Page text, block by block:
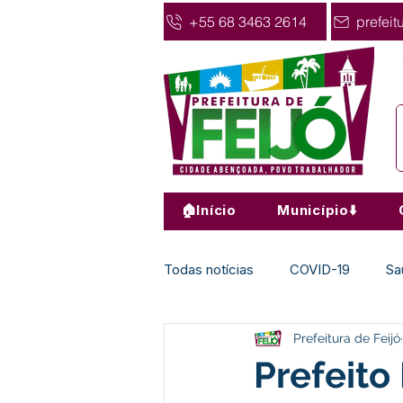
+55 68 3463 2614
🏠Início Município⬇️
Todas notícias COVID-19
Agricultura Nota de Pesar
Prefeito
Prefeitura de Feijó